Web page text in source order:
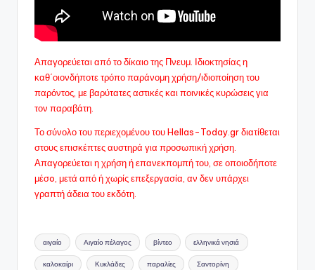
Απαγορεύεται από το δίκαιο της Πνευμ. Ιδιοκτησίας η
καθ΄οιονδήποτε τρόπο παράνομη χρήση/ιδιοποίηση του
παρόντος, με βαρύτατες αστικές και ποινικές κυρώσεις για
τον παραβάτη.
Το σύνολο του περιεχομένου του Hellas-Today.gr διατίθεται
στους επισκέπτες αυστηρά για προσωπική χρήση.
Απαγορεύεται η χρήση ή επανεκπομπή του, σε οποιοδήποτε
μέσo, μετά από ή χωρίς επεξεργασία, αν δεν υπάρχει
γραπτή άδεια του εκδότη.
Ετικέτες:
αιγαίο Αιγαίο πέλαγος βίντεο ελληνικά νησιά
καλοκαίρι Κυκλάδες παραλίες Σαντορίνη